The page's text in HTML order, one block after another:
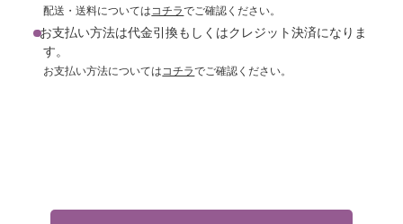
配送・送料についてはコチラでご確認ください。
お支払い方法は代金引換もしくはクレジット決済になりま
す。
お支払い方法についてはコチラでご確認ください。